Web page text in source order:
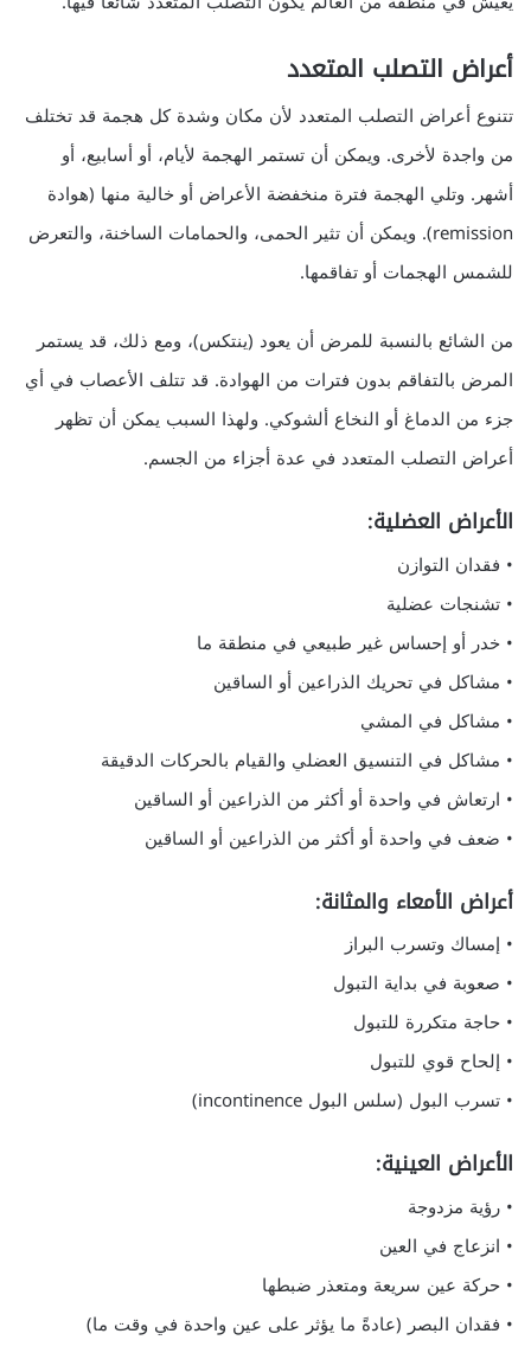
أعراض التصلب المتعدد
تتنوع أعراض التصلب المتعدد لأن مكان وشدة كل هجمة قد تختلف
من واجدة لأخرى. ويمكن أن تستمر الهجمة لأيام، أو أسابيع، أو
أشهر. وتلي الهجمة فترة منخفضة الأعراض أو خالية منها (هوادة
remission). ويمكن أن تثير الحمى، والحمامات الساخنة، والتعرض
للشمس الهجمات أو تفاقمها.
من الشائع بالنسبة للمرض أن يعود (ينتكس)، ومع ذلك، قد يستمر
المرض بالتفاقم بدون فترات من الهوادة. قد تتلف الأعصاب في أي
جزء من الدماغ أو النخاع ألشوكي. ولهذا السبب يمكن أن تظهر
أعراض التصلب المتعدد في عدة أجزاء من الجسم.
الأعراض العضلية:
• فقدان التوازن
• تشنجات عضلية
• خدر أو إحساس غير طبيعي في منطقة ما
• مشاكل في تحريك الذراعين أو الساقين
• مشاكل في المشي
• مشاكل في التنسيق العضلي والقيام بالحركات الدقيقة
• ارتعاش في واحدة أو أكثر من الذراعين أو الساقين
• ضعف في واحدة أو أكثر من الذراعين أو الساقين
أعراض الأمعاء والمثانة:
• إمساك وتسرب البراز
• صعوبة في بداية التبول
• حاجة متكررة للتبول
• إلحاح قوي للتبول
• تسرب البول (سلس البول incontinence)
الأعراض العينية:
• رؤية مزدوجة
• انزعاج في العين
• حركة عين سريعة ومتعذر ضبطها
• فقدان البصر (عادةً ما يؤثر على عين واحدة في وقت ما)